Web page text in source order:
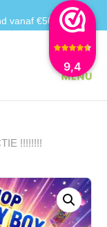
9,4
vanaf €50
!!!!!!!!